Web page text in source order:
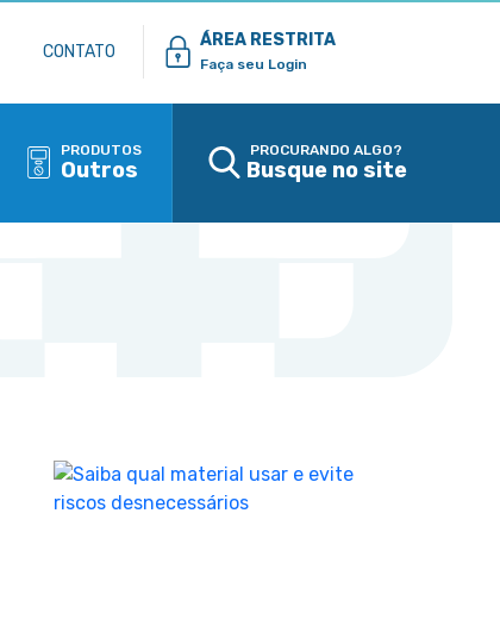
CONTATO
ÁREA RESTRITA
Faça seu Login
PRODUTOS
Outros
PROCURANDO ALGO?
Busque no site